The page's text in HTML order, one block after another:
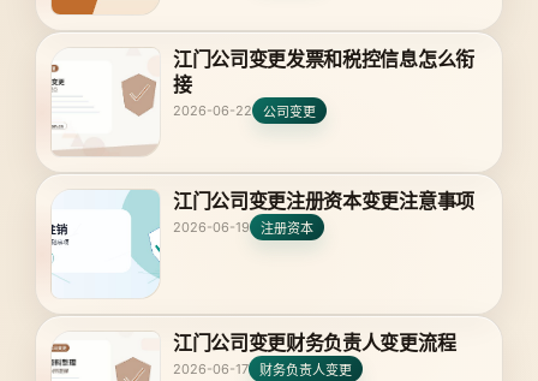
江门公司变更发票和税控信息怎么衔
接
2026-06-22 公司变更
江门公司变更注册资本变更注意事项
2026-06-19 注册资本
江门公司变更财务负责人变更流程
2026-06-17 财务负责人变更